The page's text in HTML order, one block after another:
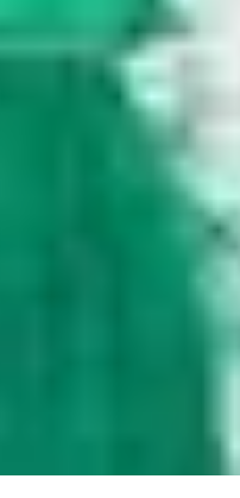
Irrigation et Hydratation